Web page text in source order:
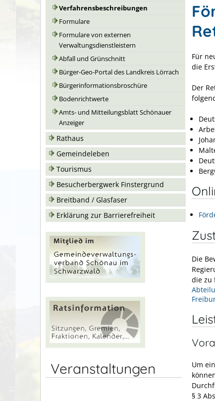
Verfahrensbeschreibungen
Formulare
Formulare von externen
Verwaltungsdienstleistern
Abfall und Grünschnitt
Bürger-Geo-Portal des Landkreis Lörrach
Bürgerinformationsbroschüre
Bodenrichtwerte
Amts- und Mitteilungsblatt Schönauer
Anzeiger
Rathaus
Gemeindeleben
Tourismus
Besucherbergwerk Finstergrund
Breitband / Glasfaser
Erklärung zur Barrierefreiheit
Veranstaltungen
Für
die
Der
Die
die zu
Um
§ 3